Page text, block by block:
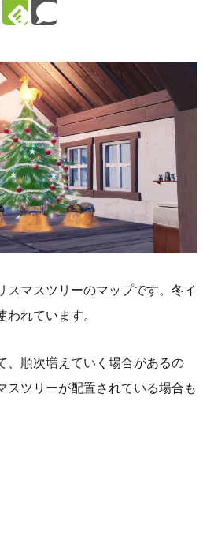
スマスツリーのマップです。冬イ
れています。
、順次増えていく場合があるの
スツリーが配置されている場合も